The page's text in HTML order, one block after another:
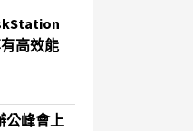
高效能
公峰會上